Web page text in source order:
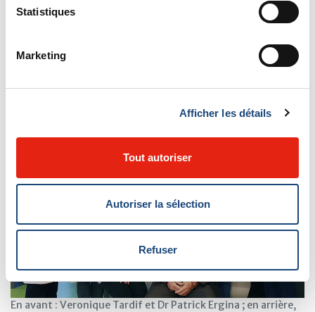
Statistiques
Marketing
Afficher les détails
Tout autoriser
Autoriser la sélection
Refuser
le cas de M. Palov; il s’est relevé et a recommencé à
En fait, cette première expérience au nouvel Hôpital
Royal Victoria a fait si bonne impression à M. Palov qu’il
a acheminé une lettre d’appréciation au CUSM.
En avant : Veronique Tardif et Dr Patrick Ergina ; en arrière,